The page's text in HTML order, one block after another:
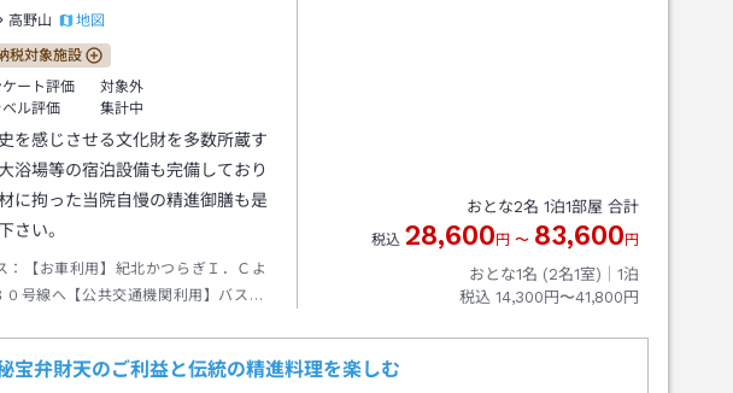
高野山 地図
税対象施設
ート評価
対象外
ル評価
集計中
を感じさせる文化財を多数所蔵す
浴場等の宿泊設備も完備しており
に拘った当院自慢の精進御膳も是
さい。
：
【お車利用】紀北かつらぎＩ．Ｃよ
０号線へ【公共交通機関利用】バス停
おとな2名 1泊1部屋 合計
税込 28,600 円 〜 83,600 円
おとな1名 (2名1室)｜ 1泊
税込 14,300円〜41,800円
宝弁財天のご利益と伝統の精進料理を楽しむ